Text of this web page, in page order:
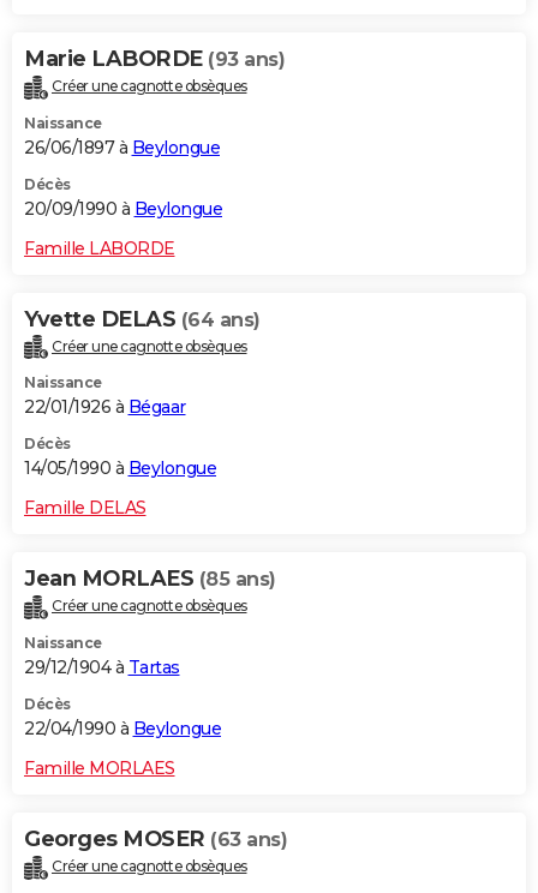
Marie LABORDE (93 ans)
Créer une cagnotte obsèques
Naissance
26/06/1897 à Beylongue
Décès
20/09/1990 à Beylongue
Famille LABORDE
Yvette DELAS (64 ans)
Créer une cagnotte obsèques
Naissance
22/01/1926 à Bégaar
Décès
14/05/1990 à Beylongue
Famille DELAS
Jean MORLAES (85 ans)
Créer une cagnotte obsèques
Naissance
29/12/1904 à Tartas
Décès
22/04/1990 à Beylongue
Famille MORLAES
Georges MOSER (63 ans)
Créer une cagnotte obsèques